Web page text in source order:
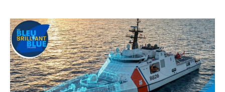
the classroom...